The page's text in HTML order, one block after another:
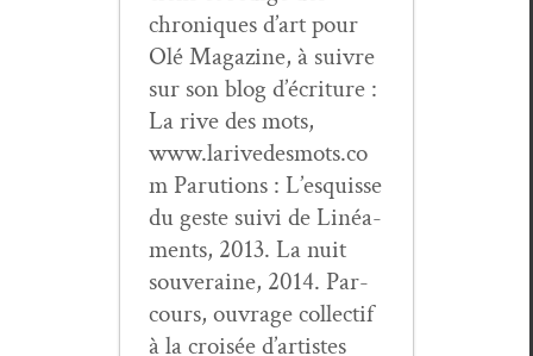
chroniques d’art pour
Olé Mag­a­zine, à suiv­re
sur son blog d’écri­t­ure :
La rive des mots,
www.larivedesmots.co
m Paru­tions : L’esquisse
du geste suivi de Linéa­
ments, 2013. La nuit
sou­veraine, 2014. Par­
cours, ouvrage col­lec­tif
à la croisée d’artistes